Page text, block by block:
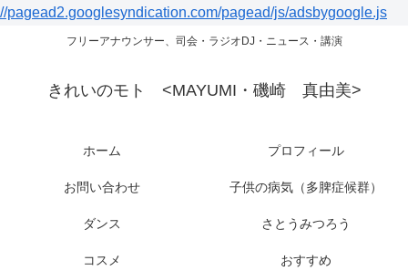
//pagead2.googlesyndication.com/pagead/js/adsbygoogle.js
フリーアナウンサー、司会・ラジオDJ・ニュース・講演
きれいのモト <MAYUMI・磯崎 真由美>
ホーム プロフィール
お問い合わせ 子供の病気（多脾症候群）
ダンス さとうみつろう
コスメ おすすめ